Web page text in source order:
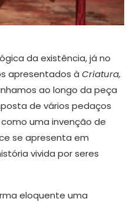
da existência, já no
apresentados à Criatura,
ao longo da peça
de vários pedaços
uma invenção de
se apresenta em
vivida por seres
eloquente uma